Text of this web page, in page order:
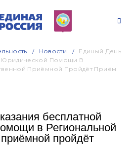
Новости
Единый День
Юридической Помощи В
Приёмной Пройдёт Приём
бесплатной
в Региональной
пройдёт